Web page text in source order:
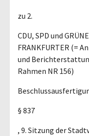
zu 2.
CDU, SPD und
FRANKFURTER (=
und
Rahmen NR 156)
§ 837
, 9. Sitzung der